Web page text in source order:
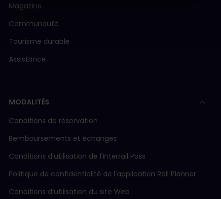
Magazine
Communauté
Tourisme durable
Assistance
MODALITÉS
Conditions de réservation
Remboursements et échanges
Conditions d'utilisation de l'Interrail Pass
Politique de confidentialité de l'application Rail Planner
Conditions d’utilisation du site Web